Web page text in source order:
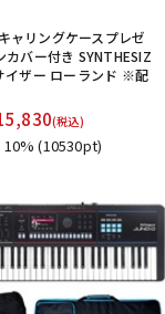
ャリングケースプレゼ
カバー付き SYNTHESIZ
イザー ローランド ※配
(税込)
10%(10530pt)